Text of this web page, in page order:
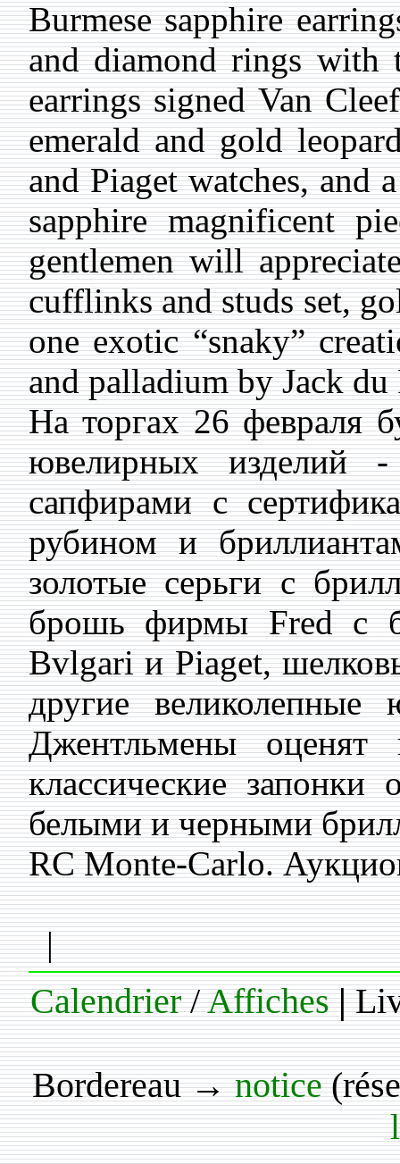
Burmese sapphire
and diamond rings with
earrings signed Van
emerald and gold
and Piaget watches, and
sapphire magnificent
gentlemen will
cufflinks and studs set,
one exotic “snaky”
and palladium by Jack du
На торгах 26 февраля
ювелирных изделий
сапфирами с
рубином и
золотые серьги с
брошь фирмы Fred с
Bvlgari и Piaget,
другие
Джентльмены оценят
классические запонки
белыми и черными
RC Monte-Carlo.
|
Calendrier/Affiches |
Bordereau →notice